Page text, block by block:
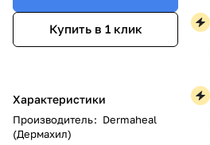
Купить в 1 клик
Характеристики
Производитель: Dermaheal
(Дермахил)